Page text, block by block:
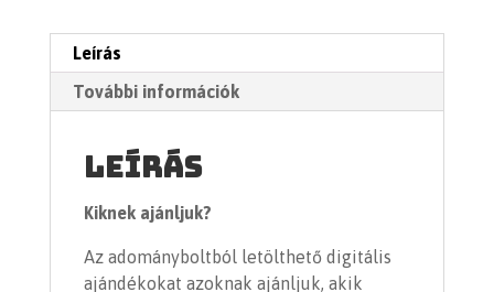
Leírás
További információk
Leírás
Kiknek ajánljuk?
Az adományboltból letölthető digitális
ajándékokat azoknak ajánljuk, akik